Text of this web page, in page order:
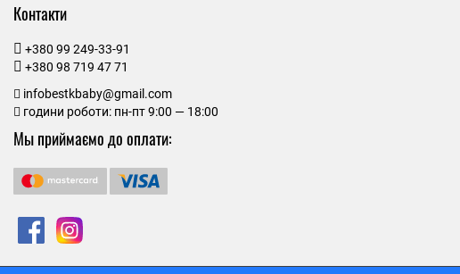
Контакти
+380 99 249-33-91
+380 98 719 47 71
infobestkbaby@gmail.com
години роботи: пн-пт 9:00 — 18:00
Мы приймаємо до оплати: